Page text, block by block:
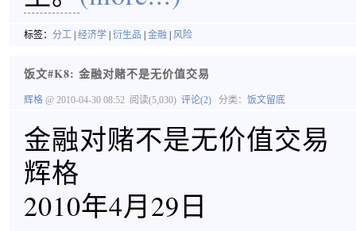
标签： 分工 经济学 衍生品 金融 风险
饭文#K8: 金融对赌不是无价值交易
辉格 @ 2010-04-30 08:52 阅读(5,030) 评论(2) 分类： 饭文留底
金融对赌不是无价值交易
辉格
2010年4月29日